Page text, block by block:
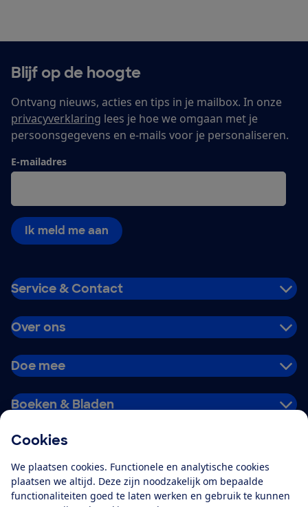
Cookies
We plaatsen cookies. Functionele en analytische cookies
plaatsen we altijd. Deze zijn noodzakelijk om bepaalde
functionaliteiten goed te laten werken en gebruik te kunnen
Blijf op de hoogte
Ontvang nieuws, acties en tips in je mailbox. In onze
privacyverklaring lees je hoe we omgaan met je
persoonsgegevens en e-mails voor je personaliseren.
E-mailadres
Ik meld me aan
Service & Contact
Over ons
Doe mee
Boeken & Bladen